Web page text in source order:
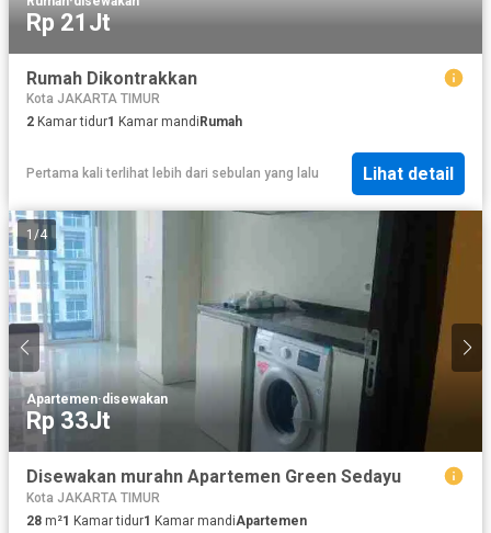
Rp 21Jt
Rumah Dikontrakkan
Kota JAKARTA TIMUR
2 Kamar tidur1 Kamar mandi Rumah
Pertama kali terlihat lebih dari sebulan yang lalu Lihat detail
1 /4
Apartemen·disewakan
Rp 33Jt
Disewakan murahn Apartemen Green Sedayu
Kota JAKARTA TIMUR
28 m²1 Kamar tidur1 Kamar mandiApartemen